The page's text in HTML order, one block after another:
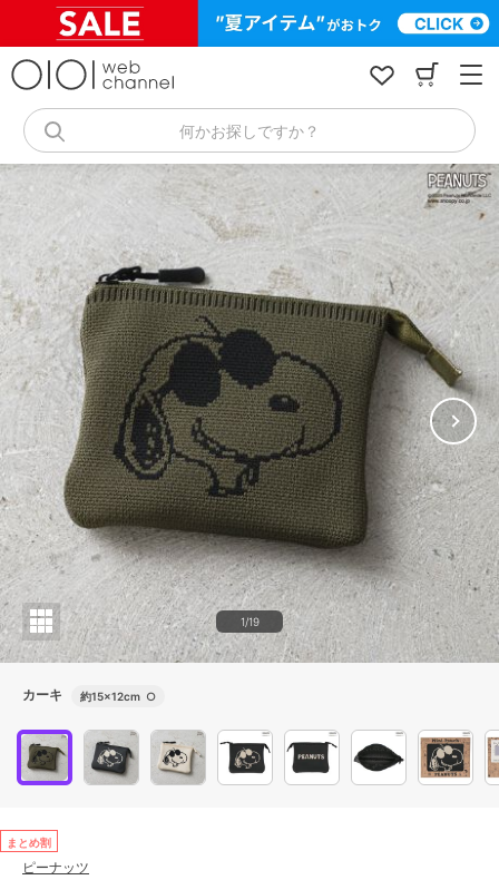
キ
プ
何かお探しですか？
1/19
カーキ 約15×12cm ○
まとめ割
ピーナッツ